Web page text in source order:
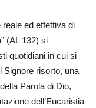
reale ed effettiva di
(AL 132) si
quotidiani in cui si
Signore risorto, una
Parola di Dio,
dell’Eucaristia